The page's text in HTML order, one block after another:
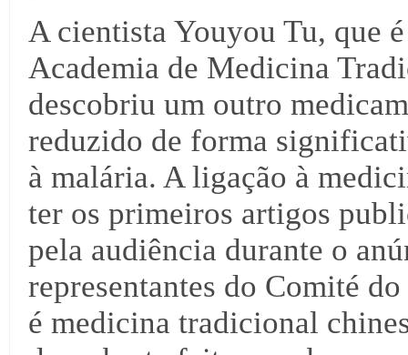
A cientista Youyou Tu, que
Academia de Medicina
descobriu um outro
reduzido de forma
à malária. A ligação à
ter os primeiros artigos
pela audiência durante o
representantes do Comité
é medicina tradicional